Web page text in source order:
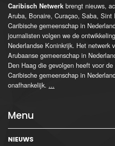
Caribisch Netwerk brengt nieuws,
Aruba, Bonaire, Curaçao, Saba,
Caribische gemeenschap in
journalisten volgen we de
Nederlandse Koninkrijk. Het netwerk
Arubaanse gemeenschap in
Den Haag die gevolgen heeft voor
Caribische gemeenschap in
onafhankelijk. ...
Menu
NIEUWS